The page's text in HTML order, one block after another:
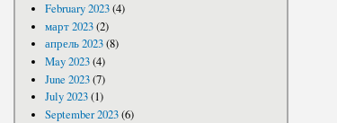
February 2023(4)
март 2023(2)
апрель 2023(8)
May 2023(4)
June 2023(7)
July 2023(1)
September 2023(6)